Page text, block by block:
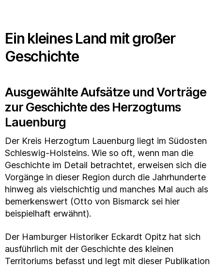
Ein kleines Land mit großer
Geschichte
Ausgewählte Aufsätze und Vorträge
zur Geschichte des Herzogtums
Lauenburg
Der Kreis Herzogtum Lauenburg liegt im Südosten
Schleswig-Holsteins. Wie so oft, wenn man die
Geschichte im Detail betrachtet, erweisen sich die
Vorgänge in dieser Region durch die Jahrhunderte
hinweg als vielschichtig und manches Mal auch als
bemerkenswert (Otto von Bismarck sei hier
beispielhaft erwähnt).
Der Hamburger Historiker Eckardt Opitz hat sich
ausführlich mit der Geschichte des kleinen
Territoriums befasst und legt mit dieser Publikation